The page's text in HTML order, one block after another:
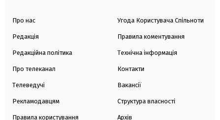
Про нас
Редакція
Редакційна політика
Про телеканал
Телеведучі
Рекламодавцям
Правила користування
Угода Користувача Спільноти
Правила коментування
Технічна інформація
Контакти
Вакансії
Структура власності
Архів